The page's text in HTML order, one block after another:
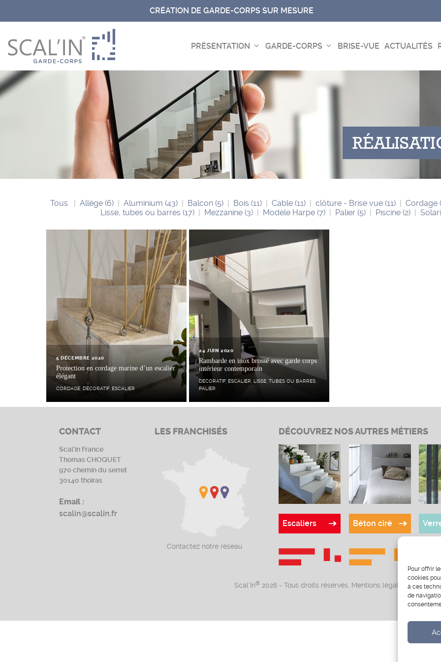
Pour offrir
cookies
à ces
de
au
contenu
CRÉATION DE GARDE-CORPS SUR MESURE
PRÉSENTATION GARDE-CORPS BRISE-VUE ACTUALITÉS
Tous Allège (6) Aluminium (43) Balcon (5) Bois (11) Cable (11) clôture - Brise vue (11) Cordage
Lisse, tubes ou barres (17) Mezzanine (3) Modèle Harpe (7) Palier (5) Piscine (2)
5 DÉCEMBRE 2020
Protection en cordage marine d’un escalier
élégant
CORDAGE ,DÉCORATIF, ESCALIER
24 JUIN 2020
Rambarde en inox brossé avec garde corps
intérieur contemporain
DÉCORATIF,ESCALIER ,LISSE, TUBES OU BARRES
PALIER
CONTACT
Scal’in France
Thomas CHOQUET
970 chemin du serret
30140 thoiras
Email :
scalin@scalin.fr
LES FRANCHISÉS
Contactez notre réseau
DÉCOUVREZ NOS AUTRES MÉTIERS
Escaliers Béton ciré
Scal’In®2026 - Tous droits réservés. Mentions légales -CGV